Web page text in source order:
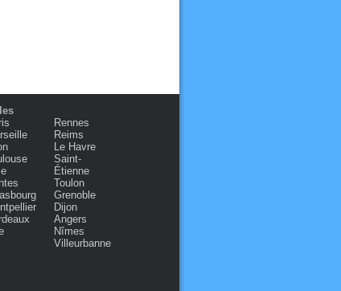
Rennes
Reims
Le Havre
Saint-
Étienne
Toulon
Grenoble
Dijon
Angers
Nîmes
Villeurbanne